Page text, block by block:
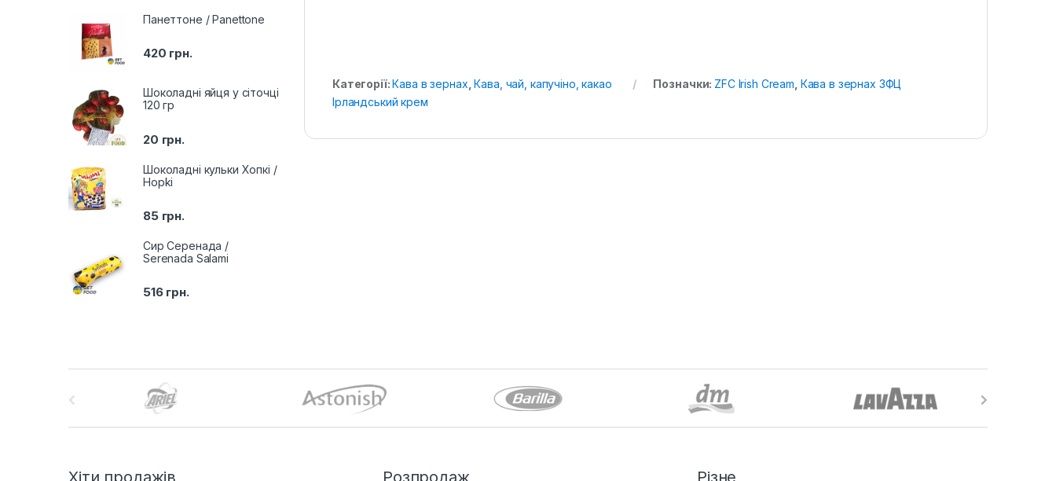
Категорії: Кава в зернах, Кава, чай, капучіно, какао Позначки: ZFC Irish Cream, Кава в зернах ЗФЦ
Ірландський крем
Панеттоне / Panettone
420 грн.
Шоколадні яйця у сіточці
120 гр
20 грн.
Шоколадні кульки Хопкі /
Hopki
85 грн.
Сир Серенада /
Serenada Salami
516 грн.